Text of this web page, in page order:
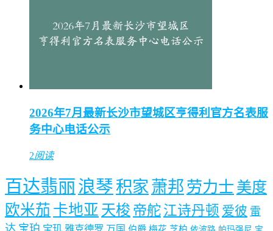
2026年7月最新长沙市望城区亨得利官方名表服
务中心电话公示
2阅读
百达翡丽 浪琴 积家 萧邦 劳力士 美度
欧米茄 卡地亚 天梭 帝舵 江诗丹顿 爱彼 雷